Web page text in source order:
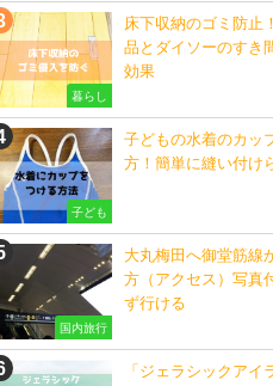
暮らし
床下収納のゴミ防止
品とダイソーのすき
効果
子ども
子どもの水着のカッ
方！簡単に縫い付け
国内旅行
大丸梅田へ御堂筋線
方（アクセス）写真
ず行ける
「ジェラシックアイ